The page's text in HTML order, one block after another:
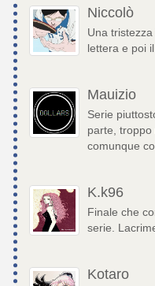
Niccolò
Una
lettera e poi
Mauizio
Serie
parte,
comunque
K.k96
Finale che
serie.
Kotaro